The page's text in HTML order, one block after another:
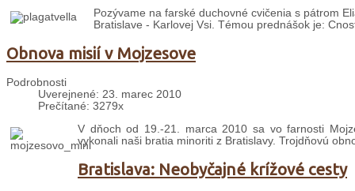
Pozývame na farské duchovné cvičenia s pátrom
Bratislave - Karlovej Vsi. Témou prednášok je:
Obnova misií v Mojzesove
Podrobnosti
Uverejnené: 23. marec 2010
Prečítané: 3279x
V dňoch od 19.-21. marca 2010 sa vo farnosti
vykonali naši bratia minoriti z Bratislavy. Trojdňovú
Bratislava: Neobyčajné krížové cesty